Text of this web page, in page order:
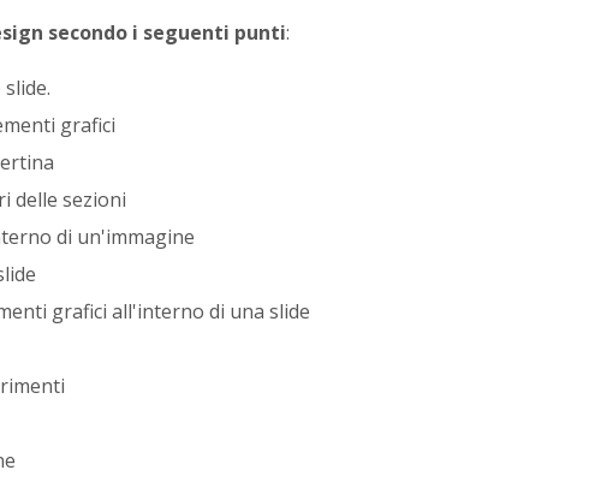
secondo i seguenti punti:
grafici
delle sezioni
di un'immagine
grafici all'interno di una slide